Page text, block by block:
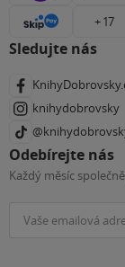
+ 17
Sledujte nás
knihydobrovsky
Odebírejte nás
Každý měsíc